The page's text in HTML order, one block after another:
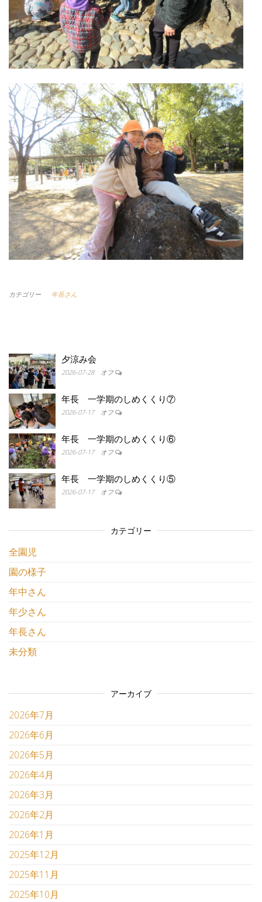
カテゴリー 年長さん
夕涼み会
2026-07-28 オフ
年長 一学期のしめくくり⑦
2026-07-17 オフ
年長 一学期のしめくくり⑥
2026-07-17 オフ
年長 一学期のしめくくり⑤
2026-07-17 オフ
カテゴリー
全園児
園の様子
年中さん
年少さん
年長さん
未分類
アーカイブ
2026年7月
2026年6月
2026年5月
2026年4月
2026年3月
2026年2月
2026年1月
2025年12月
2025年11月
2025年10月